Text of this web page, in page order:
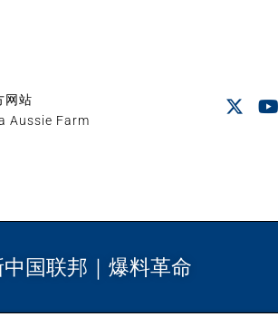
网站
Aussie Farm
国联邦｜爆料革命